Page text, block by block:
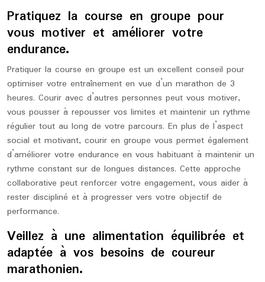
Pratiquez la course en groupe pour
vous motiver et améliorer votre
endurance.
Pratiquer la course en groupe est un excellent conseil pour
optimiser votre entraînement en vue d’un marathon de 3
heures. Courir avec d’autres personnes peut vous motiver,
vous pousser à repousser vos limites et maintenir un rythme
régulier tout au long de votre parcours. En plus de l’aspect
social et motivant, courir en groupe vous permet également
d’améliorer votre endurance en vous habituant à maintenir un
rythme constant sur de longues distances. Cette approche
collaborative peut renforcer votre engagement, vous aider à
rester discipliné et à progresser vers votre objectif de
performance.
Veillez à une alimentation équilibrée et
adaptée à vos besoins de coureur
marathonien.